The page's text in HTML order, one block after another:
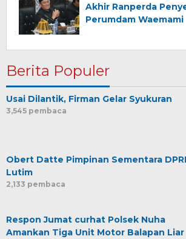
Akhir Ranperda
Perumdam Waemami
Berita Populer
Usai Dilantik, Firman Gelar Syukuran
3,545 pembaca
Obert Datte Pimpinan Sementara
Lutim
2,133 pembaca
Respon Jumat curhat Polsek Nuha
Amankan Tiga Unit Motor Balapan Liar